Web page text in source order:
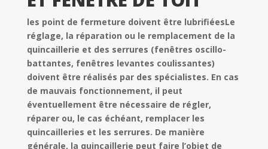
les point de fermeture doivent être lubrifiéesLe
réglage, la réparation ou le remplacement de la
quincaillerie et des serrures (fenêtres oscillo-
battantes, fenêtres levantes coulissantes)
doivent être réalisés par des spécialistes. En cas
de mauvais fonctionnement, il peut
éventuellement être nécessaire de régler,
réparer ou, le cas échéant, remplacer les
quincailleries et les serrures. De manière
générale, la quincaillerie peut faire l’objet de